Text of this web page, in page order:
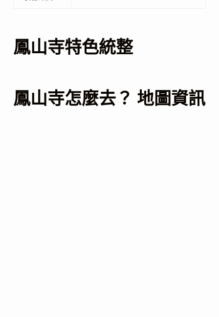
鳳山寺特色統整
鳳山寺怎麼去？ 地圖資訊